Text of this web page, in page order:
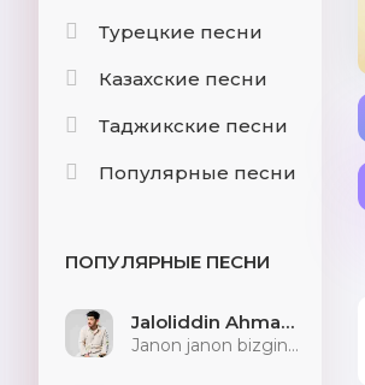
Турецкие песни
Казахские песни
Таджикские песни
Популярные песни
ПОПУЛЯРНЫЕ ПЕСНИ
Jaloliddin Ahmadaliyev
Janon janon bizginani sog'indilarmu